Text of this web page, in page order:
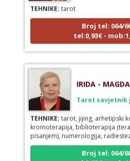
TEHNIKE:tarot
Broj tel: 064/
tel:0,93€ -
IRIDA -
Tarot savjetnik
TEHNIKE:tarot, jijing, arhetipski
kromoterapija, biblioterapija
pisanjem), numerologija,
Broj tel: 064/
tel:0,93€ -